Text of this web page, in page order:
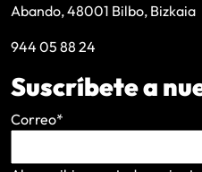
Abando, 48001 Bilbo, Bizkaia
944 05 88 24
Suscríbete a
Correo*